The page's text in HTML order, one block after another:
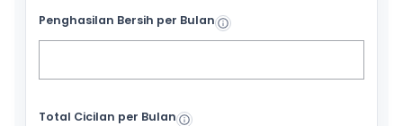
Penghasilan Bersih per Bulan
Total Cicilan per Bulan